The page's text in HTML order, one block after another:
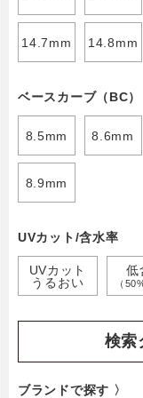
14.7mm 14.8mm
ベースカーブ（BC）
8.5mm 8.6mm
8.9mm
UVカット/含水率
UVカット
うるおい
低
（
検索
ブランドで探す 〉